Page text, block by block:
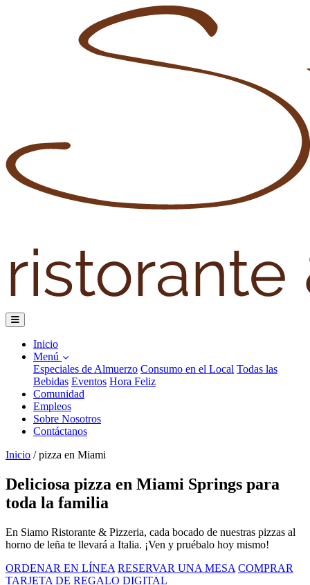
Inicio
Menú
Especiales de Almuerzo Consumo en el Local Todas las
Bebidas Eventos Hora Feliz
Comunidad
Empleos
Sobre Nosotros
Contáctanos
Inicio / pizza en Miami
Deliciosa pizza en Miami Springs para
toda la familia
En Siamo Ristorante & Pizzeria, cada bocado de nuestras pizzas al
horno de leña te llevará a Italia. ¡Ven y pruébalo hoy mismo!
ORDENAR EN LÍNEA RESERVAR UNA MESA COMPRAR
TARJETA DE REGALO DIGITAL